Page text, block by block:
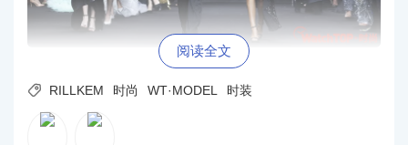
阅读全文
 RILLKEM 时尚 WT·MODEL 时装